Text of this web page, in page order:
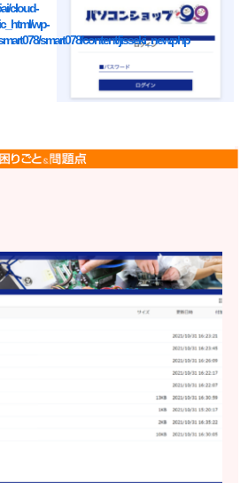
cloud-
wp-
smart078/content/jisseki_new.php